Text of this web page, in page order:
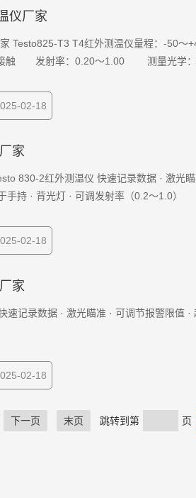
仪厂家
Testo825-T3 T4红外测温仪量程：-50～
射率：0.20～1.00 测量光学：
02-18
家
830-2红外测温仪 快速记录数据 · 激光
持 · 背光灯 · 可调发射率（0.2～1.0）
02-18
家
速记录数据 · 激光瞄准 · 可调节报警限值
02-18
下一页 末页 跳转到第 页